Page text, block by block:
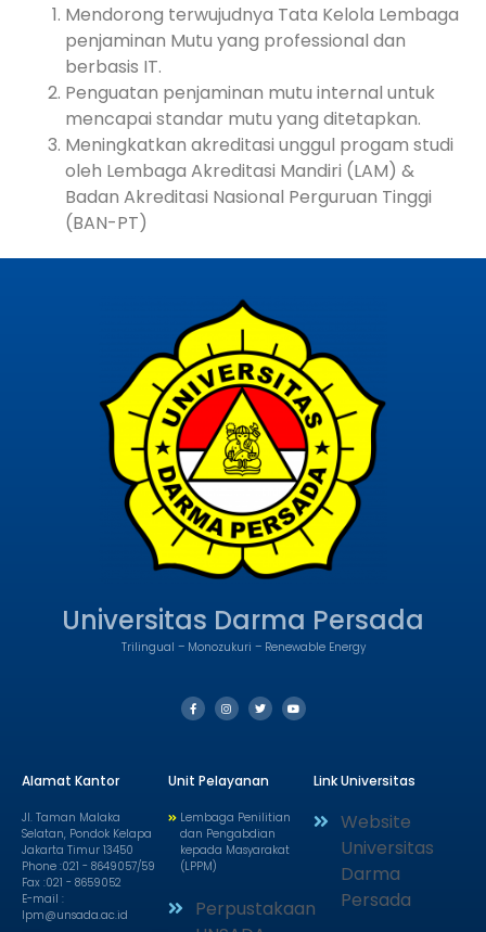
Mendorong terwujudnya Tata Kelola Lembaga
penjaminan Mutu yang professional dan
berbasis IT.
Penguatan penjaminan mutu internal untuk
mencapai standar mutu yang ditetapkan.
Meningkatkan akreditasi unggul progam studi
oleh Lembaga Akreditasi Mandiri (LAM) &
Badan Akreditasi Nasional Perguruan Tinggi
(BAN-PT)
Universitas Darma Persada
Trilingual – Monozukuri – Renewable Energy
Alamat Kantor
Jl. Taman Malaka
Selatan, Pondok Kelapa
Jakarta Timur 13450
Phone :021 - 8649057/59
Fax :021 - 8659052
E-mail :
lpm@unsada.ac.id
Unit Pelayanan
Lembaga Penilitian
dan Pengabdian
kepada Masyarakat
(LPPM)
Perpustakaan
Link Universitas
Website
Universitas
Darma
Persada